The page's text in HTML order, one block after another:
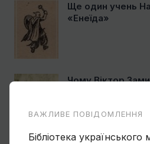
Ще один учень
«Енеїда»
Чому Віктор
ВАЖЛИВЕ ПОВІДОМЛЕННЯ
Бібліотека